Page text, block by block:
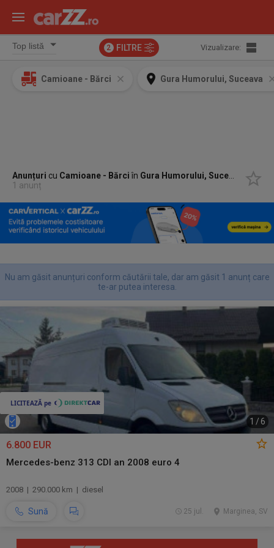
2 FILTRE Vizualizare:
Camioane - Bărci Gura Humorului, Suceava
Anunțuri cu Camioane - Bărciîn Gura Humorului, Suceava
1 anunț
Nu am găsit anunțuri conform căutării tale, dar am găsit 1 anunț care
te-ar putea interesa.
1 /6
6.800 EUR
Mercedes-benz 313 CDI an 2008 euro 4
2008 | 290.000 km | diesel
Sună Marginea, SV
25 jul.